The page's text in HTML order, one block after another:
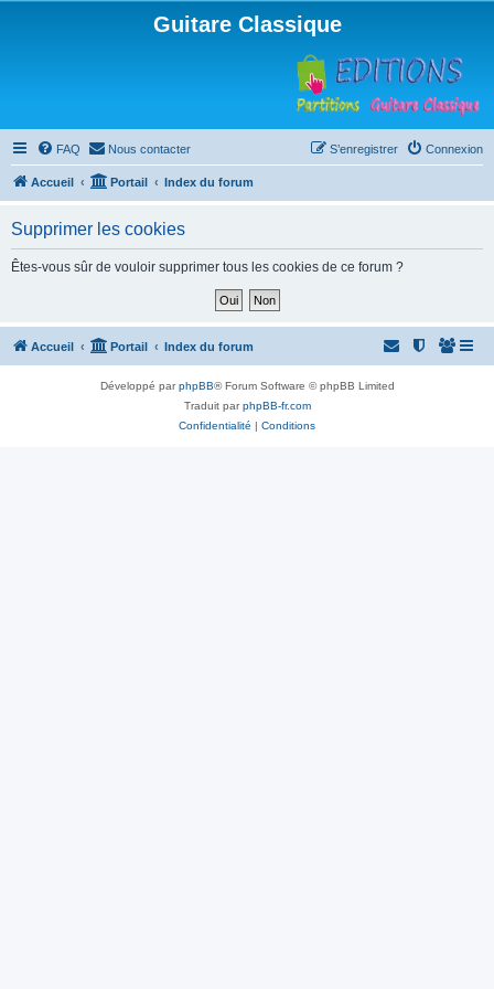
Guitare Classique
FAQ Nous contacter Connexion
S’enregistrer
Accueil Portail Index du forum
Supprimer les cookies
Êtes-vous sûr de vouloir supprimer tous les cookies de ce forum ?
Accueil Portail Index du forum
Développé parphpBB® Forum Software © phpBB Limited
Traduit parphpBB-fr.com
Confidentialité | Conditions